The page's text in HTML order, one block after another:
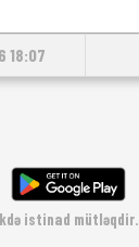
18:07
istinad mütləqdir.